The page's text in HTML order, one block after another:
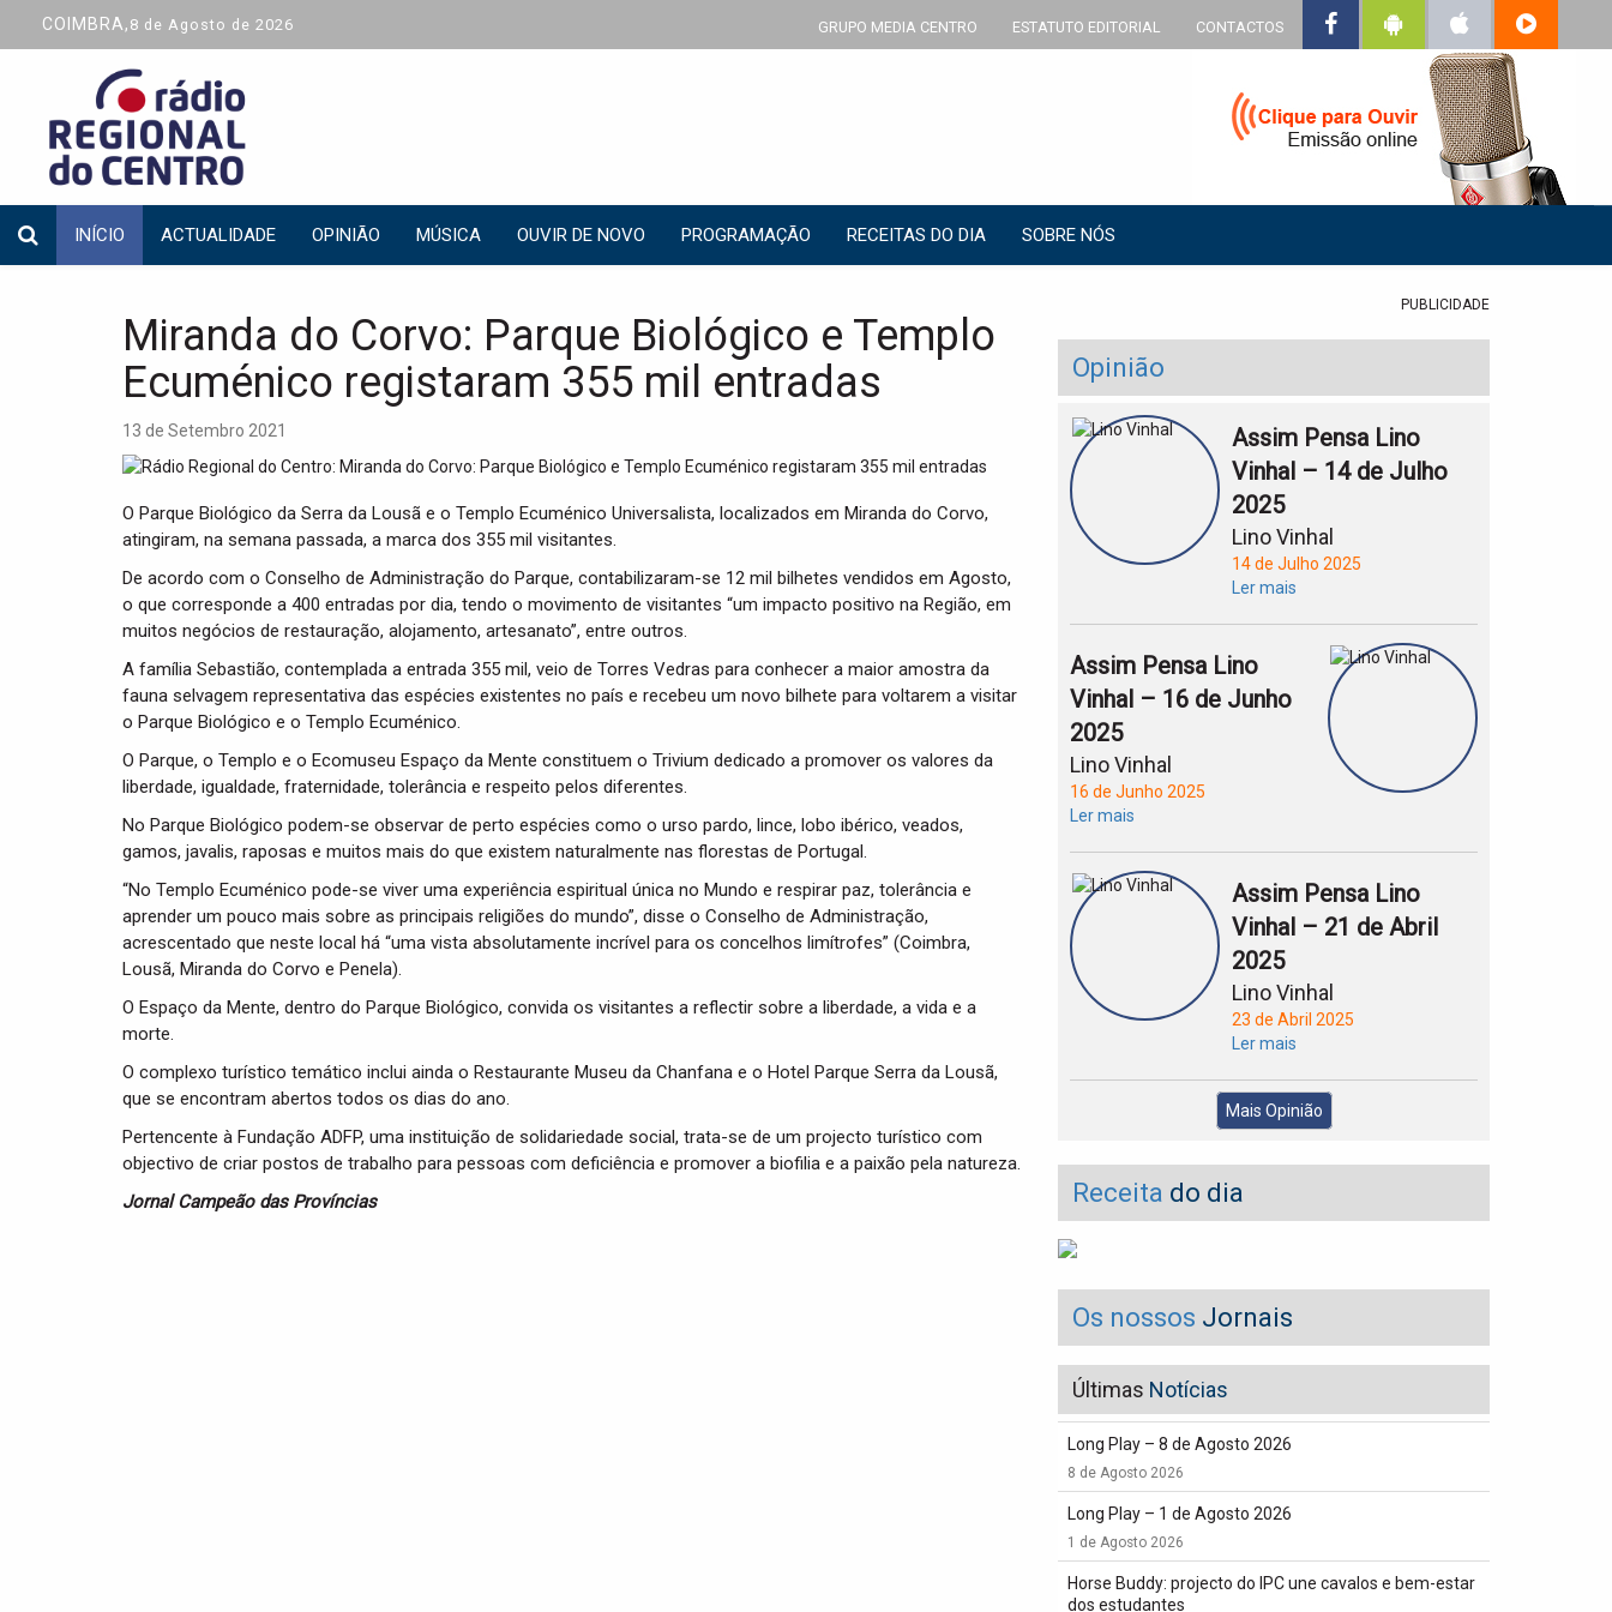
COIMBRA, 8 de Agosto de 2026 GRUPO MEDIA CENTRO ESTATUTO EDITORIAL CONTACTOS
INÍCIO ACTUALIDADE OPINIÃO MÚSICA OUVIR DE NOVO PROGRAMAÇÃO RECEITAS DO DIA SOBRE NÓS
Miranda do Corvo: Parque Biológico e Templo
Ecuménico registaram 355 mil entradas
13 de Setembro 2021
O Parque Biológico da Serra da Lousã e o Templo Ecuménico Universalista, localizados em Miranda do Corvo,
atingiram, na semana passada, a marca dos 355 mil visitantes.
De acordo com o Conselho de Administração do Parque, contabilizaram-se 12 mil bilhetes vendidos em Agosto,
o que corresponde a 400 entradas por dia, tendo o movimento de visitantes “um impacto positivo na Região, em
muitos negócios de restauração, alojamento, artesanato”, entre outros.
A família Sebastião, contemplada a entrada 355 mil, veio de Torres Vedras para conhecer a maior amostra da
fauna selvagem representativa das espécies existentes no país e recebeu um novo bilhete para voltarem a visitar
o Parque Biológico e o Templo Ecuménico.
O Parque, o Templo e o Ecomuseu Espaço da Mente constituem o Trivium dedicado a promover os valores da
liberdade, igualdade, fraternidade, tolerância e respeito pelos diferentes.
No Parque Biológico podem-se observar de perto espécies como o urso pardo, lince, lobo ibérico, veados,
gamos, javalis, raposas e muitos mais do que existem naturalmente nas florestas de Portugal.
“No Templo Ecuménico pode-se viver uma experiência espiritual única no Mundo e respirar paz, tolerância e
aprender um pouco mais sobre as principais religiões do mundo”, disse o Conselho de Administração,
acrescentado que neste local há “uma vista absolutamente incrível para os concelhos limítrofes” (Coimbra,
Lousã, Miranda do Corvo e Penela).
O Espaço da Mente, dentro do Parque Biológico, convida os visitantes a reflectir sobre a liberdade, a vida e a
morte.
O complexo turístico temático inclui ainda o Restaurante Museu da Chanfana e o Hotel Parque Serra da Lousã,
que se encontram abertos todos os dias do ano.
Pertencente à Fundação ADFP, uma instituição de solidariedade social, trata-se de um projecto turístico com
objectivo de criar postos de trabalho para pessoas com deficiência e promover a biofilia e a paixão pela natureza.
Jornal Campeão das Províncias
PUBLICIDADE
Opinião
Assim Pensa Lino
Vinhal – 14 de Julho
2025
Lino Vinhal
14 de Julho 2025
Ler mais
Assim Pensa Lino
Vinhal – 16 de Junho
2025
Lino Vinhal
16 de Junho 2025
Ler mais
Assim Pensa Lino
Vinhal – 21 de Abril
2025
Lino Vinhal
23 de Abril 2025
Ler mais
Mais Opinião
Receita do dia
Os nossos Jornais
Últimas Notícias
Long Play – 8 de Agosto 2026
8 de Agosto 2026
Long Play – 1 de Agosto 2026
1 de Agosto 2026
Horse Buddy: projecto do IPC une cavalos e bem-estar
dos estudantes